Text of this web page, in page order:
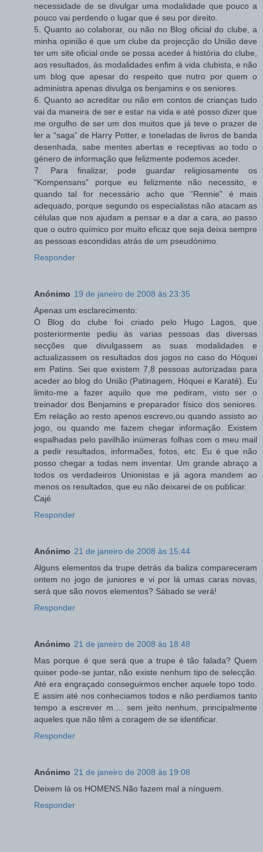
necessidade de se divulgar uma modalidade que pouco a
pouco vai perdendo o lugar que é seu por direito.
5. Quanto ao colaborar, ou não no Blog oficial do clube, a
minha opinião é que um clube da projecção do União deve
ter um site oficial onde se possa aceder á história do clube,
aos resultados, ás modalidades enfim á vida clubista, e não
um blog que apesar do respeito que nutro por quem o
administra apenas divulga os benjamins e os seniores.
6. Quanto ao acreditar ou não em contos de crianças tudo
vai da maneira de ser e estar na vida e até posso dizer que
me orgulho de ser um dos muitos que já teve o prazer de
ler a “saga” de Harry Potter, e toneladas de livros de banda
desenhada, sabe mentes abertas e receptivas ao todo o
género de informação que felizmente podemos aceder.
7. Para finalizar, pode guardar religiosamente os
“Kompensans” porque eu felizmente não necessito, e
quando tal for necessário acho que “Rennie” é mais
adequado, porque segundo os especialistas não atacam as
células que nos ajudam a pensar e a dar a cara, ao passo
que o outro químico por muito eficaz que seja deixa sempre
as pessoas escondidas atrás de um pseudónimo.
Responder
Anónimo 19 de janeiro de 2008 às 23:35
Apenas um esclarecimento:
O Blog do clube foi criado pelo Hugo Lagos, que
posteriormente pediu às varias pessoas das diversas
secções que divulgassem as suas modalidades e
actualizassem os resultados dos jogos no caso do Hóquei
em Patins. Sei que existem 7,8 pessoas autorizadas para
aceder ao blog do União (Patinagem, Hóquei e Karaté). Eu
limito-me a fazer aquilo que me pediram, visto ser o
treinador dos Benjamins e preparador físico dos seniores.
Em relação ao resto apenos escrevo,ou quando assisto ao
jogo, ou quando me fazem chegar informação. Existem
espalhadas pelo pavilhão inúmeras folhas com o meu mail
a pedir resultados, informaões, fotos, etc. Eu é que não
posso chegar a todas nem inventar. Um grande abraço a
todos os verdadeiros Unionistas e já agora mandem ao
menos os resultados, que eu não deixarei de os publicar.
Cajé
Responder
Anónimo 21 de janeiro de 2008 às 15:44
Alguns elementos da trupe detrás da baliza compareceram
ontem no jogo de juniores e vi por lá umas caras novas,
será que são novos elementos? Sábado se verá!
Responder
Anónimo 21 de janeiro de 2008 às 18:48
Mas porque é que será que a trupe é tão falada? Quem
quiser pode-se juntar, não existe nenhum tipo de selecção.
Até era engraçado conseguirmos encher aquele topo todo.
E assim até nos conheciamos todos e não perdiamos tanto
tempo a escrever m.... sem jeito nenhum, principalmente
aqueles que não têm a coragem de se identificar.
Responder
Anónimo 21 de janeiro de 2008 às 19:08
Deixem lá os HOMENS.Não fazem mal a nínguem.
Responder